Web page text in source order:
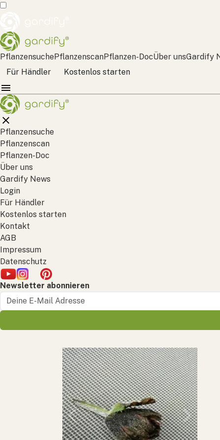
PflanzensuchePflanzenscanPflanzen-DocÜber unsGardify
Für Händler
Kostenlos starten
Pflanzensuche
Pflanzenscan
Pflanzen-Doc
Über uns
Gardify News
Login
Für Händler
Kostenlos starten
Kontakt
AGB
Impressum
Datenschutz
Newsletter abonnieren
Previous Next